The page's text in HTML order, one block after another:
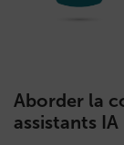
Aborder la
assistants IA